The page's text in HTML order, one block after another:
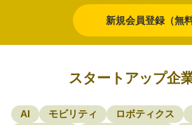
新規会員登録（無料
スタートアップ企
AI モビリティ ロボティクス